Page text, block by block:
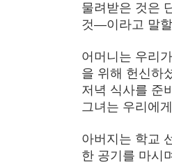
물려받은 것은
것—이라고 말
어머니는 우리
을 위해 헌신하
저녁 식사를 준
그녀는 우리에
아버지는 학교
한 공기를 마시